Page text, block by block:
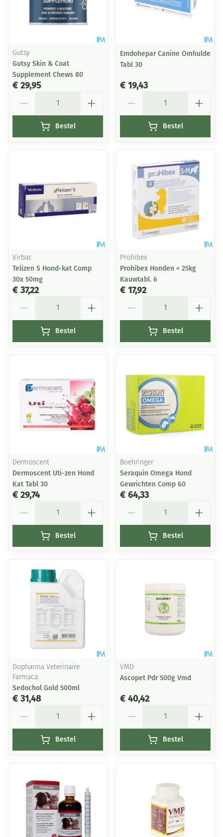
Gutsy
Gutsy Skin & Coat
Supplement Chews 80
€ 29,95
Bestel
Emdohepar Canine Omhulde
Tabl 30
€ 19,43
Bestel
Virbac
Telizen S Hond-kat Comp
30x 50mg
€ 37,22
Bestel
Prohibex
Prohibex Honden < 25kg
Kauwtabl. 6
€ 17,92
Bestel
Dermoscent
Dermoscent Uti-zen Hond
Kat Tabl 30
€ 29,74
Bestel
Boehringer
Seraquin Omega Hond
Gewrichten Comp 60
€ 64,33
Bestel
Dopharma Veterinaire
Farmaca
Sedochol Gold 500ml
€ 31,48
Bestel
VMD
Ascopet Pdr 500g Vmd
€ 40,42
Bestel